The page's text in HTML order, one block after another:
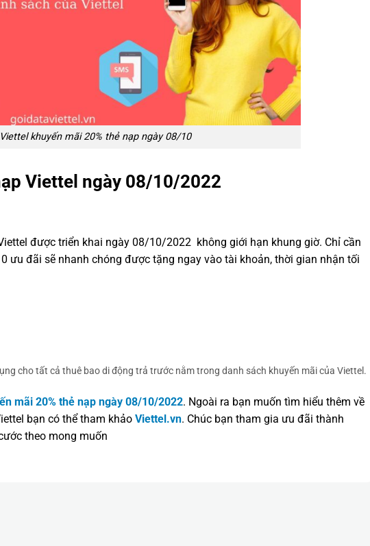
Viettel khuyến mãi 20% thẻ nạp ngày 08/10
Viettel ngày 08/10/2022
được triển khai ngày 08/10/2022 không giới hạn khung giờ. Chỉ cần
ưu đãi sẽ nhanh chóng được tặng ngay vào tài khoản, thời gian nhận tối
cho tất cả thuê bao di động trả trước nằm trong danh sách khuyến mãi của Viettel.
mãi 20% thẻ nạp ngày 08/10/2022. Ngoài ra bạn muốn tìm hiểu thêm về
bạn có thể tham khảo Viettel.vn. Chúc bạn tham gia ưu đãi thành
theo mong muốn